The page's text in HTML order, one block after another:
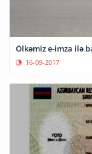
Ölkəmiz e-imza ilə
16-09-2017